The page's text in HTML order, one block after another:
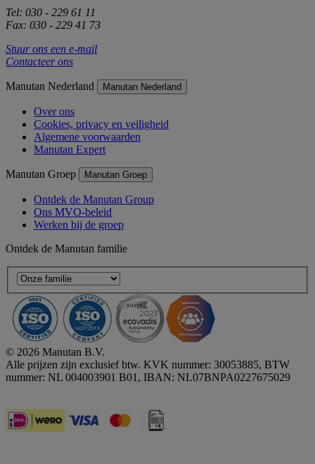
Tel: 030 - 229 61 11
Fax: 030 - 229 41 73
Stuur ons een e-mail
Contacteer ons
Manutan Nederland Manutan Nederland
Over ons
Cookies, privacy en veiligheid
Algemene voorwaarden
Manutan Expert
Manutan Groep Manutan Groep
Ontdek de Manutan Group
Ons MVO-beleid
Werken bij de groep
Ontdek de Manutan familie
© 2026 Manutan B.V.
Alle prijzen zijn exclusief btw. KVK nummer: 30053885, BTW
nummer: NL 004003901 B01, IBAN: NL07BNPA0227675029